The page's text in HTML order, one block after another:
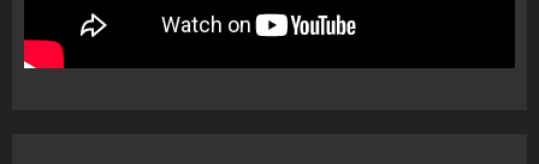
1
“bosen” Joana Nano për
abuzim me fondet publike dhe
pasuri të pajustifikuar